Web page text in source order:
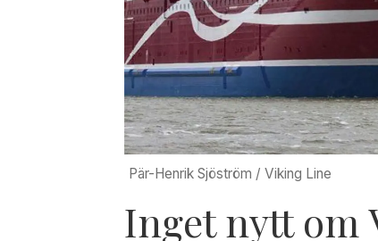
Pär-Henrik Sjöström / Viking Line
Inget nytt om